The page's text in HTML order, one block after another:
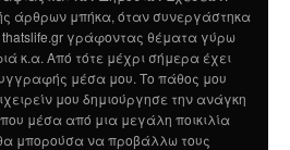
άρθρων μπήκα, όταν συνεργάστηκα
thatslife.gr γράφοντας θέματα γύρω
κ.α. Από τότε μέχρι σήμερα έχει
μέσα μου. Το πάθος μου
μου δημιούργησε την ανάγκη
μέσα από μια μεγάλη ποικιλία
μπορούσα να προβάλλω τους